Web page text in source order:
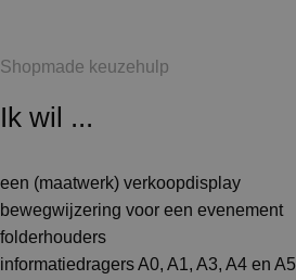
Shopmade keuzehulp
Ik wil ...
een (maatwerk) verkoopdisplay
bewegwijzering voor een evenement
folderhouders
informatiedragers A0, A1, A3, A4 en A5